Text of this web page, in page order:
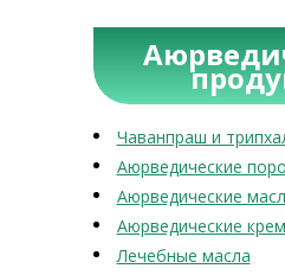
Чаванпраш и
Аюрведические
Аюрведические
Аюрведические
Лечебные масла